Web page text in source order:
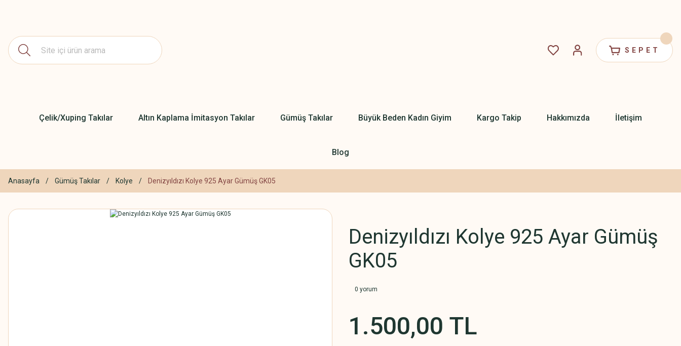
SEPET
Çelik/Xuping Takılar Altın Kaplama İmitasyon Takılar Gümüş Takılar Büyük Beden Kadın Giyim Kargo Takip Hakkımızda İletişim
Blog
Anasayfa Gümüş Takılar Kolye Denizyıldızı Kolye 925 Ayar Gümüş GK05
Denizyıldızı Kolye 925 Ayar Gümüş
GK05
0 yorum
1.500,00 TL